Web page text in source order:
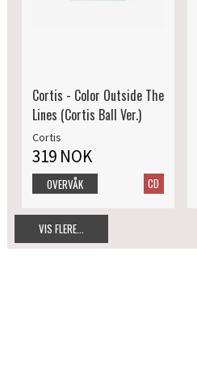
Cortis - Color Outside The
Lines (Cortis Ball Ver.)
Cortis
319 NOK
CD
OVERVÅK
VIS FLERE...